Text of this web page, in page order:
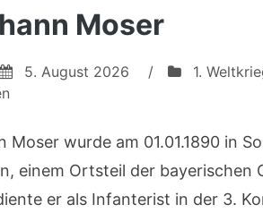
Moser
5. August 2026 / 1.
Moser wurde am 01.01.1890 in
einem Ortsteil der bayerischen
er als Infanterist in der 3.